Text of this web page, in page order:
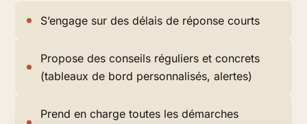
S’engage sur des délais de réponse courts
Propose des conseils réguliers et concrets
(tableaux de bord personnalisés, alertes)
Prend en charge toutes les démarches